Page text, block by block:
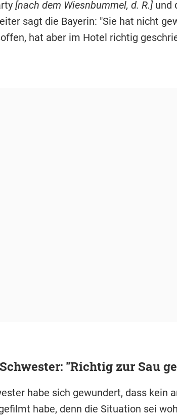
[nach dem Wiesnbummel, d. R.] und
sagt die Bayerin: "Sie hat nicht
hat aber im Hotel richtig
"Richtig zur Sau
habe sich gewundert, dass kein
habe, denn die Situation sei